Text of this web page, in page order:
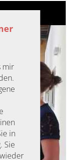
mir
in
Sie